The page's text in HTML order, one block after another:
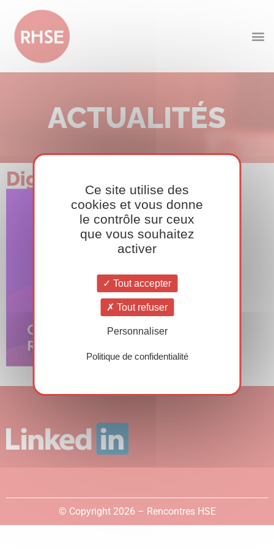
ACTUALITÉS
Digiconfs_Tuile_QR.png
© Copyright 2026 – Rencontres HSE
Ce site utilise des
cookies et vous donne
le contrôle sur ceux
que vous souhaitez
activer
Tout accepter
Tout refuser
Personnaliser
Politique de confidentialité